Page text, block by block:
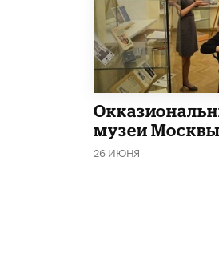
музеи Москвы
26 ИЮНЯ